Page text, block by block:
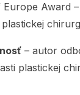
Europe Award
– autor
plastickej